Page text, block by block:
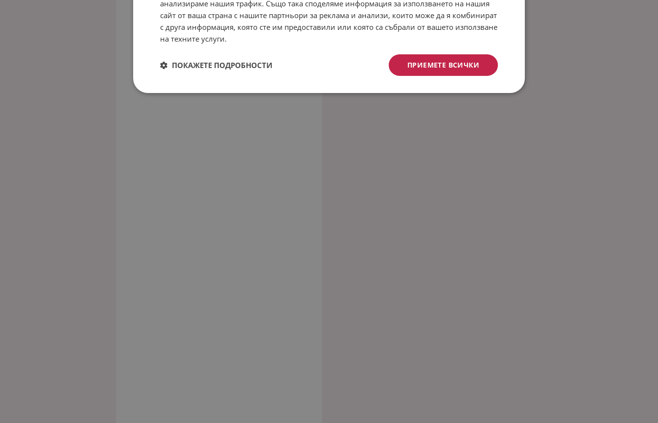
анализираме нашия трафик. Също така споделяме информация за използването на нашия
сайт от ваша страна с нашите партньори за реклама и анализи, които може да я комбинират
с друга информация, която сте им предоставили или която са събрали от вашето използване
на техните услуги.
ПРИЕМЕТЕ ВСИЧКИ
ПОКАЖЕТЕ ПОДРОБНОСТИ